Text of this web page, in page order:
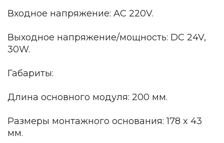
Декор
Для кухни
Зеркала
Ковры
Зеленые стены
Входное напряжение: AC 220V.
Выходное напряжение/мощность: DC 24V,
30W.
Габариты:
Длина основного модуля: 200 мм.
Размеры монтажного основания: 178 x 43
мм.